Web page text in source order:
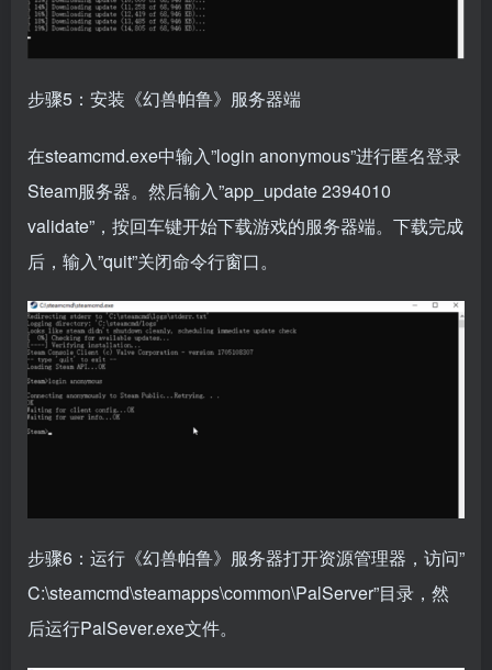
步骤5：安装《幻兽帕鲁》服务器端
在steamcmd.exe中输入”login anonymous”进行匿名登录
Steam服务器。然后输入”app_update 2394010
validate”，按回车键开始下载游戏的服务器端。下载完成
后，输入”quit”关闭命令行窗口。
步骤6：运行《幻兽帕鲁》服务器打开资源管理器，访问”
C:\steamcmd\steamapps\common\PalServer”目录，然
后运行PalSever.exe文件。